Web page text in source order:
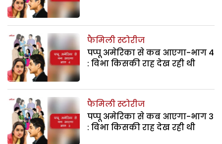
फैमिली स्टोरीज
पप्पू अमेरिका से कब आएगा-भाग 4
: विभा किसकी राह देख रही थी
फैमिली स्टोरीज
पप्पू अमेरिका से कब आएगा-भाग 3
: विभा किसकी राह देख रही थी